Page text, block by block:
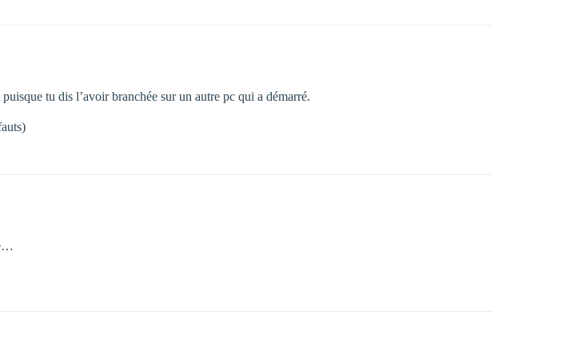
tu dis l’avoir branchée sur un autre pc qui a démarré.